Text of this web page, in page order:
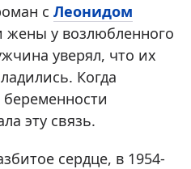
с Леонидом
жены у возлюбленного
уверял, что их
Когда
беременности
эту связь.
сердце, в 1954-